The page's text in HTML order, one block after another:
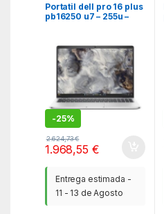
Portatil dell pro 16 plus
pb16250 u7 – 255u –
-25%
2.624,73€
1.968,55 €
Entrega estimada -
11 - 13 de Agosto